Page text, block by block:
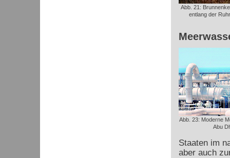
Abb. 21:
entlang der
Abb. 23: Moderne
Abu
Staaten im
aber auch